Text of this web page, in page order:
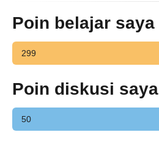
Poin belajar saya
299
Poin diskusi saya
50